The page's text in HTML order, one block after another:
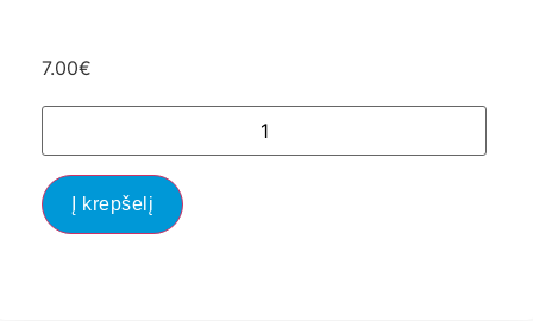
7.00€
Į krepšelį